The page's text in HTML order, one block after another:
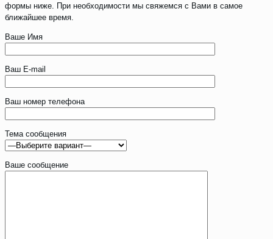
формы ниже. При необходимости мы свяжемся с Вами в самое
ближайшее время.
Ваше Имя
Ваш E-mail
Ваш номер телефона
Тема сообщения
Ваше сообщение